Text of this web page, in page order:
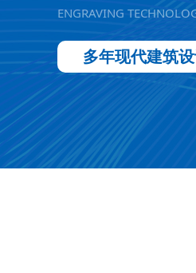
ENGRAVING
多年现代建筑